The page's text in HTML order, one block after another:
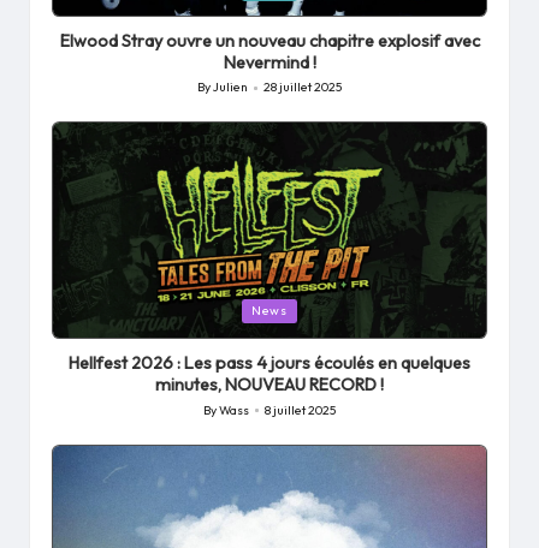
in
Elwood Stray ouvre un nouveau chapitre explosif avec
Nevermind !
Posted
by
ByJulien 28 juillet 2025
Posted
in
News
Hellfest 2026 : Les pass 4 jours écoulés en quelques
minutes, NOUVEAU RECORD !
Posted
ByWass 8 juillet 2025